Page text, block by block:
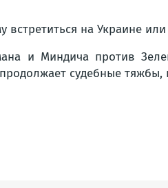
встретиться на Украине
и Миндича против
судебные тяжбы,